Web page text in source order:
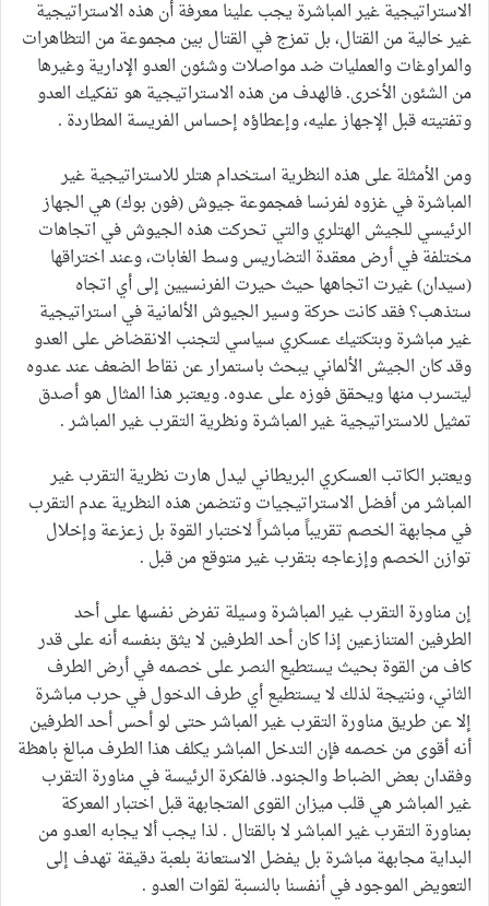
الاستراتيجية غير المباشرة يجب علينا معرفة أن هذه الاستراتيجية
غير خالية من القتال، بل تمزج في القتال بين مجموعة من التظاهرات
والمراوغات والعمليات ضد مواصلات وشئون العدو الإدارية وغيرها
من الشئون الأخرى. فالهدف من هذه الاستراتيجية هو تفكيك العدو
وتفتيته قبل الإجهاز عليه، وإعطاؤه إحساس الفريسة المطاردة .
ومن الأمثلة على هذه النظرية استخدام هتلر للاستراتيجية غير
المباشرة في غزوه لفرنسا فمجموعة جيوش (فون بوك) هي الجهاز
الرئيسي للجيش الهتلري والتي تحركت هذه الجيوش في اتجاهات
مختلفة في أرض معقدة التضاريس وسط الغابات، وعند اختراقها
(سيدان) غيرت اتجاهها حيث حيرت الفرنسيين إلى أي اتجاه
ستذهب؟ فقد كانت حركة وسير الجيوش الألمانية في استراتيجية
غير مباشرة وبتكتيك عسكري سياسي لتجنب الانقضاض على العدو
وقد كان الجيش الألماني يبحث باستمرار عن نقاط الضعف عند عدوه
ليتسرب منها ويحقق فوزه على عدوه. ويعتبر هذا المثال هو أصدق
تمثيل للاستراتيجية غير المباشرة ونظرية التقرب غير المباشر .
ويعتبر الكاتب العسكري البريطاني ليدل هارت نظرية التقرب غير
المباشر من أفضل الاستراتيجيات وتتضمن هذه النظرية عدم التقرب
في مجابهة الخصم تقريباً مباشراً لاختبار القوة بل زعزعة وإخلال
توازن الخصم وإزعاجه بتقرب غير متوقع من قبل .
إن مناورة التقرب غير المباشرة وسيلة تفرض نفسها على أحد
الطرفين المتنازعين إذا كان أحد الطرفين لا يثق بنفسه أنه على قدر
كاف من القوة بحيث يستطيع النصر على خصمه في أرض الطرف
الثاني، ونتيجة لذلك لا يستطيع أي طرف الدخول في حرب مباشرة
إلا عن طريق مناورة التقرب غير المباشر حتى لو أحس أحد الطرفين
أنه أقوى من خصمه فإن التدخل المباشر يكلف هذا الطرف مبالغ باهظة
وفقدان بعض الضباط والجنود. فالفكرة الرئيسة في مناورة التقرب
غير المباشر هي قلب ميزان القوى المتجابهة قبل اختبار المعركة
بمناورة التقرب غير المباشر لا بالقتال . لذا يجب ألا يجابه العدو من
البداية مجابهة مباشرة بل يفضل الاستعانة بلعبة دقيقة تهدف إلى
التعويض الموجود في أنفسنا بالنسبة لقوات العدو .